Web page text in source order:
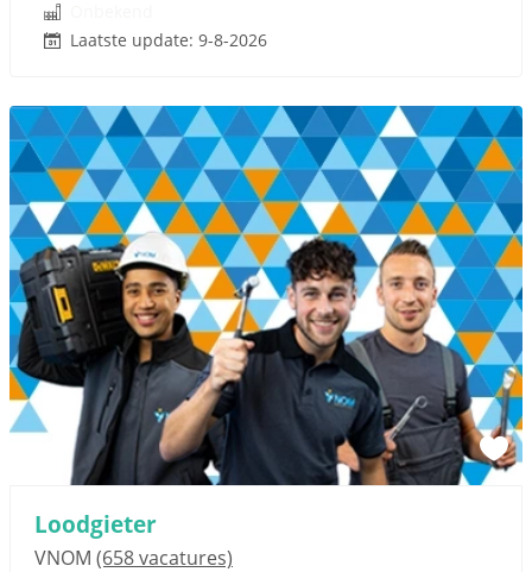
Laatste update: 9-8-2026
Loodgieter
VNOM (658 vacatures)